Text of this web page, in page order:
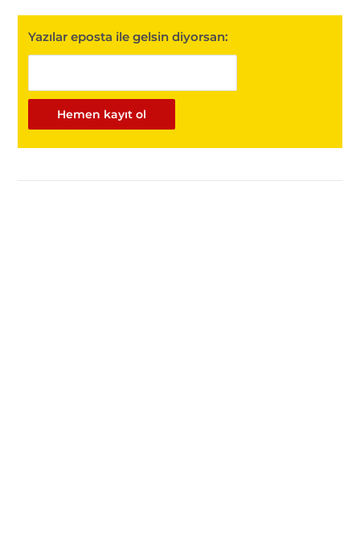
Yazılar eposta ile gelsin diyorsan: